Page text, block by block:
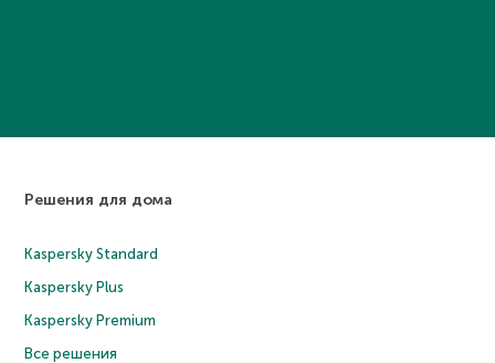
Решения для дома
Kaspersky Standard
Kaspersky Plus
Kaspersky Premium
Все решения